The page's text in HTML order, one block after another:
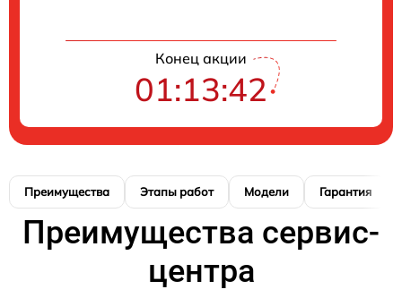
Конец акции
01:13:41
Преимущества Этапы работ Модели Гарантия
Преимущества сервис-
центра